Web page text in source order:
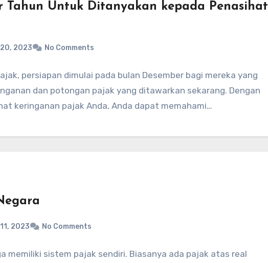
Tahun Untuk Ditanyakan kepada Penasihat
2023 No Comments
persiapan dimulai pada bulan Desember bagi mereka yang
dan potongan pajak yang ditawarkan sekarang. Dengan
keringanan pajak Anda, Anda dapat memahami…
2023 No Comments
memiliki sistem pajak sendiri. Biasanya ada pajak atas real